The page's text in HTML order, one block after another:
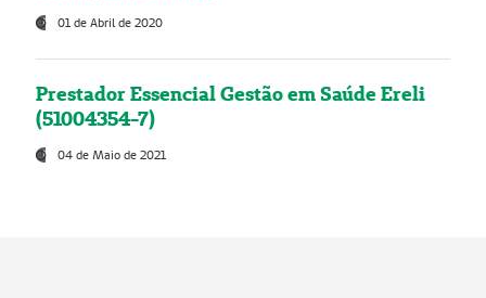
01 de Abril de 2020
Prestador Essencial Gestão em Saúde Ereli
(51004354-7)
04 de Maio de 2021